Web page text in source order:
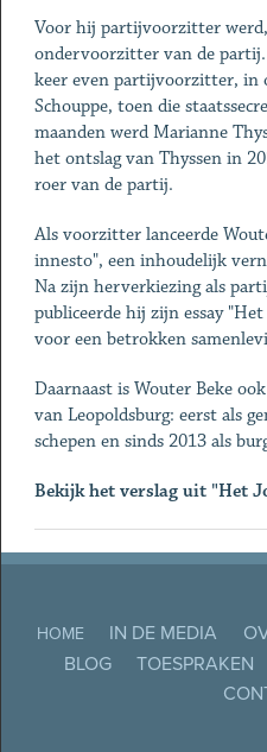
Voor hij partijvoorzitter werd,
ondervoorzitter van de
keer even partijvoorzitter, in
Schouppe, toen die
maanden werd Marianne
het ontslag van Thyssen in
roer van de partij.
Als voorzitter lanceerde
innesto", een inhoudelijk
Na zijn herverkiezing als
publiceerde hij zijn essay
voor een betrokken
Daarnaast is Wouter Beke
van Leopoldsburg: eerst als
schepen en sinds 2013 als
Bekijk het verslag uit "Het
HOME IN DE MEDIA
BLOG
TOESPRAKEN